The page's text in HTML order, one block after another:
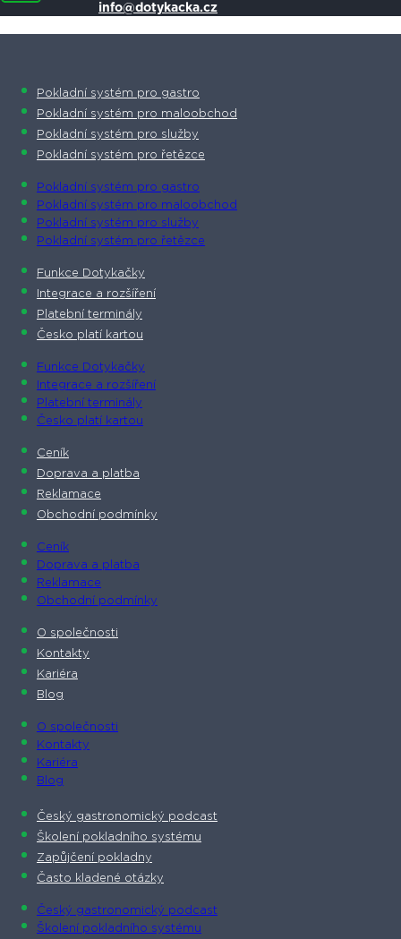
info@dotykacka.cz
Pokladní systém pro gastro
Pokladní systém pro maloobchod
Pokladní systém pro služby
Pokladní systém pro řetězce
Pokladní systém pro gastro
Pokladní systém pro maloobchod
Pokladní systém pro služby
Pokladní systém pro řetězce
Funkce Dotykačky
Integrace a rozšíření
Platební terminály
Česko platí kartou
Funkce Dotykačky
Integrace a rozšíření
Platební terminály
Česko platí kartou
Ceník
Doprava a platba
Reklamace
Obchodní podmínky
Ceník
Doprava a platba
Reklamace
Obchodní podmínky
O společnosti​
Kontakty
Kariéra
Blog
O společnosti​
Kontakty
Kariéra
Blog
Český gastronomický podcast​
Školení pokladního systému
Zapůjčení pokladny
Často kladené otázky
Český gastronomický podcast​
Školení pokladního systému